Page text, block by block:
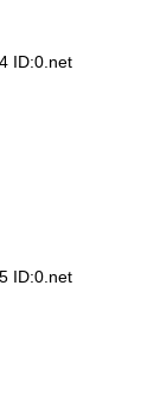
ID:0.net
ID:0.net